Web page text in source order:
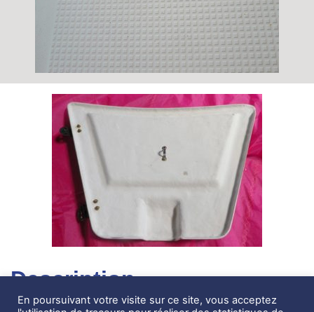
Description
En poursuivant votre visite sur ce site, vous acceptez